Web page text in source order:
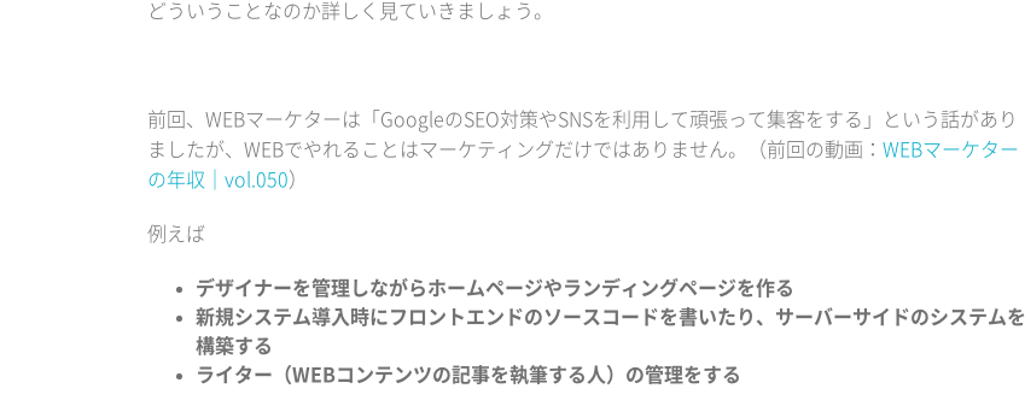
どういうことなのか詳しく見ていきましょう。
前回、WEBマーケターは「GoogleのSEO対策やSNSを利用して頑張って集客をする」という話があり
ましたが、WEBでやれることはマーケティングだけではありません。（前回の動画： WEBマーケター
の年収｜vol.050）
例えば
デザイナーを管理しながらホームページやランディングページを作る
新規システム導入時にフロントエンドのソースコードを書いたり、サーバーサイドのシステムを
構築する
ライター（WEBコンテンツの記事を執筆する人）の管理をする